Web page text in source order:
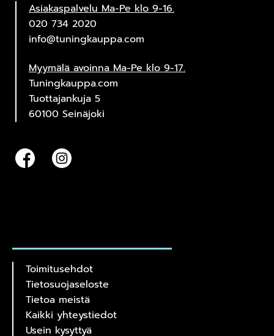
Asiakaspalvelu Ma-Pe klo 9-16.
020 734 2020
info@tuningkauppa.com
Myymälä avoinna Ma-Pe klo 9-17.
Tuningkauppa.com
Tuottajankuja 5
60100 Seinäjoki
Toimitusehdot
Tietosuojaseloste
Tietoa meistä
Kaikki yhteystiedot
Usein kysyttyä